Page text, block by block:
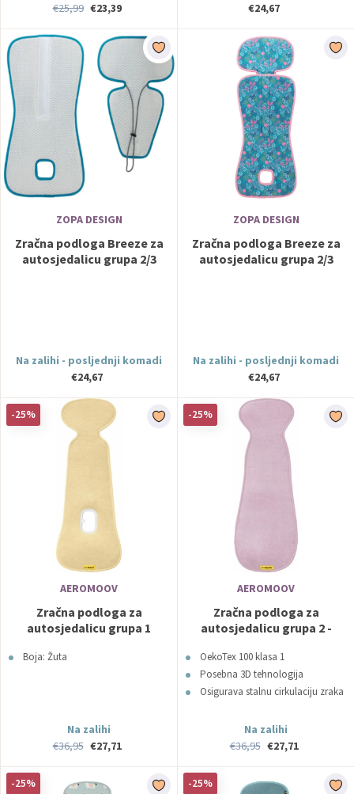
€25,99 €23,39
€24,67
ZOPA DESIGN
Zračna podloga Breeze za
autosjedalicu grupa 2/3
Na zalihi - posljednji komadi
€24,67
ZOPA DESIGN
Zračna podloga Breeze za
autosjedalicu grupa 2/3
Na zalihi - posljednji komadi
€24,67
-25%
AEROMOOV
Zračna podloga za
autosjedalicu grupa 1
Boja: Žuta
Na zalihi
€36,95 €27,71
-25%
AEROMOOV
Zračna podloga za
autosjedalicu grupa 2 -
OekoTex 100 klasa 1
Posebna 3D tehnologija
Osigurava stalnu cirkulaciju zraka
Na zalihi
€36,95 €27,71
-25% -25%